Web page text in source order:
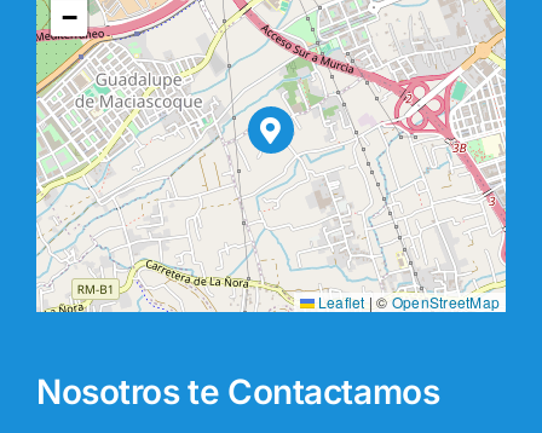
−
Leaflet |©OpenStreetMap
Nosotros te Contactamos